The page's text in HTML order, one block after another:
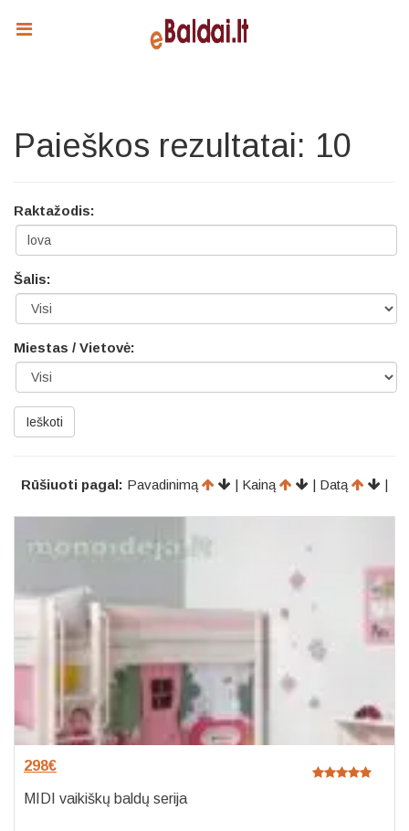
Paieškos rezultatai: 10
Raktažodis:
Šalis:
Miestas / Vietovė:
Ieškoti
Rūšiuoti pagal: Pavadinimą | Kainą | Datą |
298€
MIDI vaikiškų baldų serija